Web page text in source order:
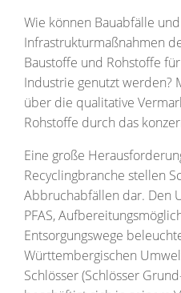
Wie können Bauabfälle
Infrastrukturmaßnahmen
Baustoffe und Rohstoffe
Industrie genutzt werden?
über die qualitative
Rohstoffe durch das
Eine große
Recyclingbranche stellen
Abbruchabfällen dar. Den
PFAS,
Entsorgungswege
Württembergischen
Schlösser (Schlösser